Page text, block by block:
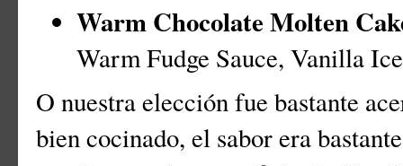
Warm Chocolate Molten
Warm Fudge Sauce, Vanilla
O nuestra elección fue bastante
bien cocinado, el sabor era